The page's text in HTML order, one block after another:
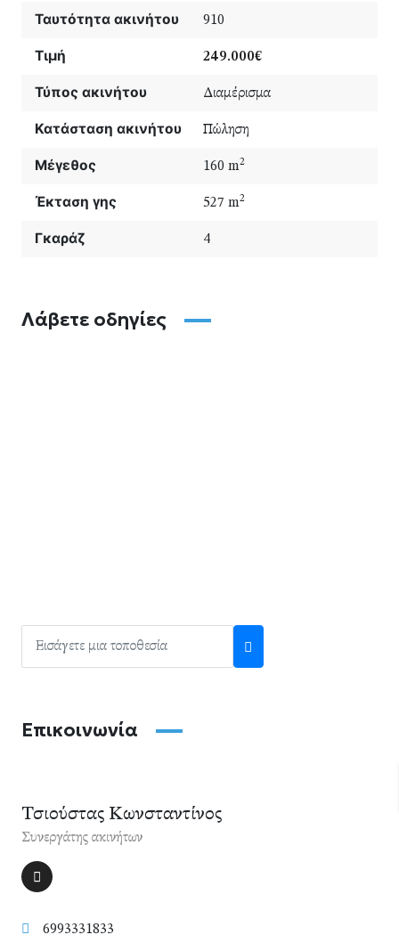
Ταυτότητα ακινήτου 910
Τιμή 249.000€
Τύπος ακινήτου Διαμέρισμα
Κατάσταση ακινήτου Πώληση
Μέγεθος 160 m2
Έκταση γης 527 m2
Γκαράζ 4
Λάβετε οδηγίες
Επικοινωνία
Τσιούστας Κωνσταντίνος
Συνεργάτης ακινήτων
6993331833